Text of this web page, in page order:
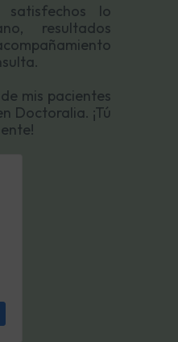
lo
resultados
mis pacientes
Doctoralia. ¡Tú